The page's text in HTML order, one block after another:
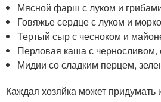
Мясной фарш с луком и
Говяжье сердце с луком и
Тертый сыр с чесноком и
Перловая каша с черносливом,
Мидии со сладким перцем,
Каждая хозяйка может придумать